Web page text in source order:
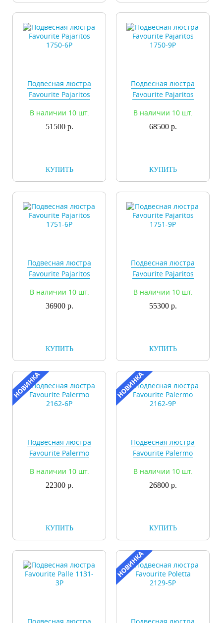
Подвесная люстра
Favourite Pajaritos
В наличии 10 шт.
51500 р.
КУПИТЬ
Подвесная люстра
Favourite Pajaritos
В наличии 10 шт.
68500 р.
КУПИТЬ
Подвесная люстра
Favourite Pajaritos
В наличии 10 шт.
36900 р.
КУПИТЬ
Подвесная люстра
Favourite Pajaritos
В наличии 10 шт.
55300 р.
КУПИТЬ
Подвесная люстра
Favourite Palermo
В наличии 10 шт.
22300 р.
КУПИТЬ
Подвесная люстра
Favourite Palermo
В наличии 10 шт.
26800 р.
КУПИТЬ